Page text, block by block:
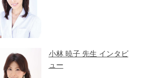
小林 暁子 先生 インタビ
ュー